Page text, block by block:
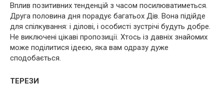
Вплив позитивних тенденцій з часом посилюватиметься.
Друга половина дня порадує багатьох Дів. Вона підійде
для спілкування: і ділові, і особисті зустрічі будуть добре.
Не виключені цікаві пропозиції. Хтось із давніх знайомих
може поділитися ідеєю, яка вам одразу дуже
сподобається.
ТЕРЕЗИ